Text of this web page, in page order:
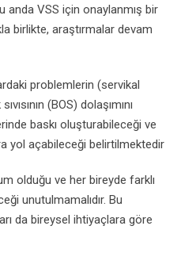
anda VSS için onaylanmış bir
birlikte, araştırmalar devam
problemlerin (servikal
(BOS) dolaşımını
baskı oluşturabileceği ve
yol açabileceği belirtilmektedir
olduğu ve her bireyde farklı
unutulmamalıdır. Bu
da bireysel ihtiyaçlara göre